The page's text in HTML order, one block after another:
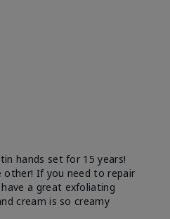
hands set for 15 years!
other! If you need to repair
a great exfoliating
cream is so creamy